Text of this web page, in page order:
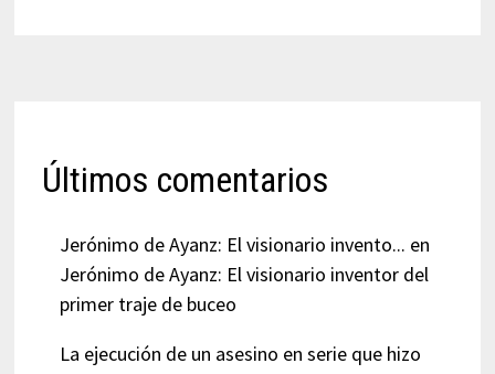
Últimos comentarios
Jerónimo de Ayanz: El visionario invento... en
Jerónimo de Ayanz: El visionario inventor del
primer traje de buceo
La ejecución de un asesino en serie que hizo